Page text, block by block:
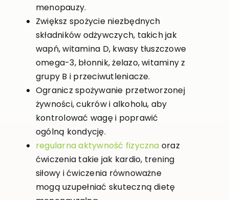
menopauzy.
Zwiększ spożycie niezbędnych
składników odżywczych, takich jak
wapń, witamina D, kwasy tłuszczowe
omega-3, błonnik, żelazo, witaminy z
grupy B i przeciwutleniacze.
Ogranicz spożywanie przetworzonej
żywności, cukrów i alkoholu, aby
kontrolować wagę i poprawić
ogólną kondycję.
regularna aktywność fizyczna oraz
ćwiczenia takie jak kardio, trening
siłowy i ćwiczenia równoważne
mogą uzupełniać skuteczną dietę